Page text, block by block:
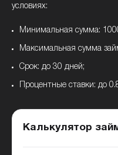
условиях:
Минимальная сумма:
Максимальная сумма
Срок: до 30 дней;
Процентные ставки: до
Калькулятор